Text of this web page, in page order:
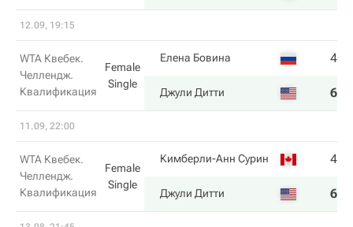
12.09, 19:15
WTA Квебек.
Челлендж.
Квалификация
Female
Single
Елена Бовина 4
Джули Дитти 6
11.09, 22:00
WTA Квебек.
Челлендж.
Квалификация
Female
Single
Кимберли-Анн Сурин 4
Джули Дитти 6